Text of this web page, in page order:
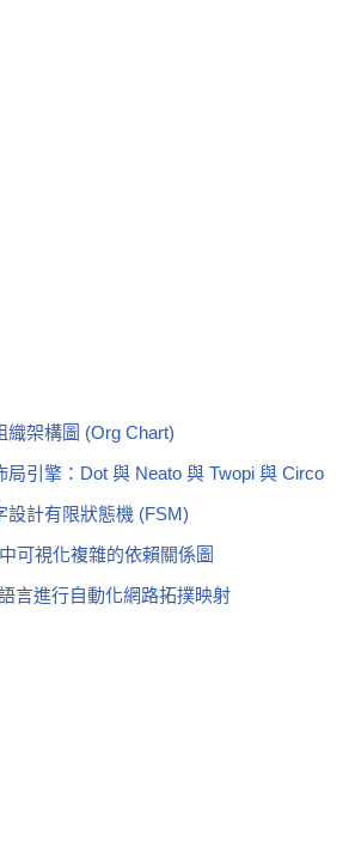
織架構圖 (Org Chart)
局引擎：Dot 與 Neato 與 Twopi 與 Circo
設計有限狀態機 (FSM)
可視化複雜的依賴關係圖
言進行自動化網路拓撲映射